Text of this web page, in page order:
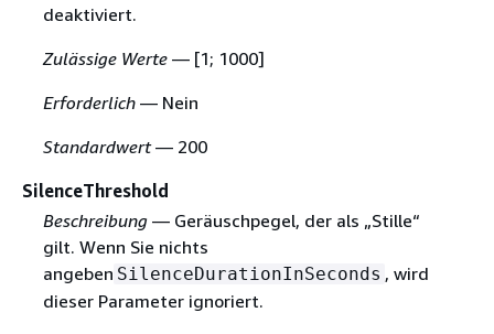
deaktiviert.
Zulässige Werte— [1; 1000]
Erforderlich— Nein
Standardwert— 200
SilenceThreshold
Beschreibung— Geräuschpegel, der als „Stille“
gilt. Wenn Sie nichts
angeben SilenceDurationInSeconds , wird
dieser Parameter ignoriert.